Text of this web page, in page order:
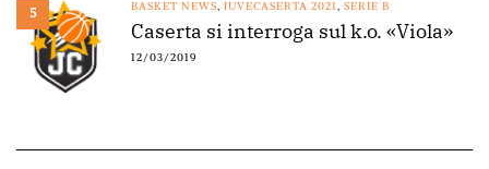
5 BASKET NEWS, JUVECASERTA 2021, SERIE B
Caserta si interroga sul k.o. «Viola»
12/03/2019